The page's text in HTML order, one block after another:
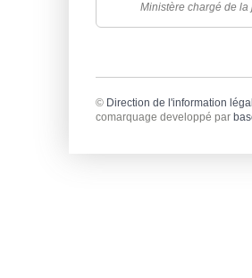
Ministère chargé de la
© Direction de l'information
comarquage developpé par